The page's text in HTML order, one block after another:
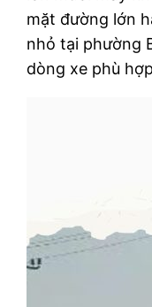
mặt đường lớn
nhỏ tại phường
dòng xe phù